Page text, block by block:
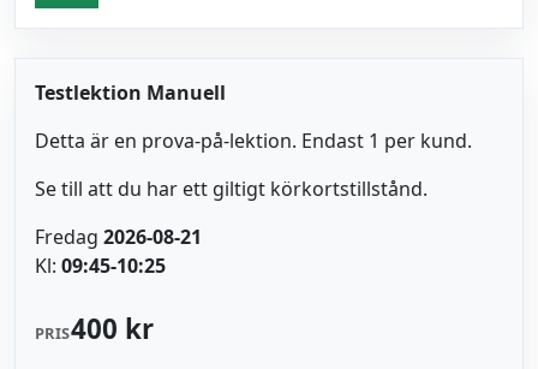
Testlektion Manuell
Detta är en prova-på-lektion. Endast 1 per kund.
Se till att du har ett giltigt körkortstillstånd.
Fredag 2026-08-21
Kl: 09:45-10:25
PRIS400 kr